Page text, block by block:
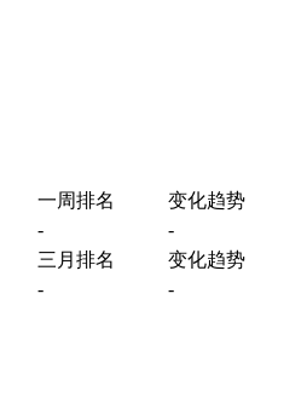
一周排名
变化趋势
-
-
三月排名
变化趋势
- -